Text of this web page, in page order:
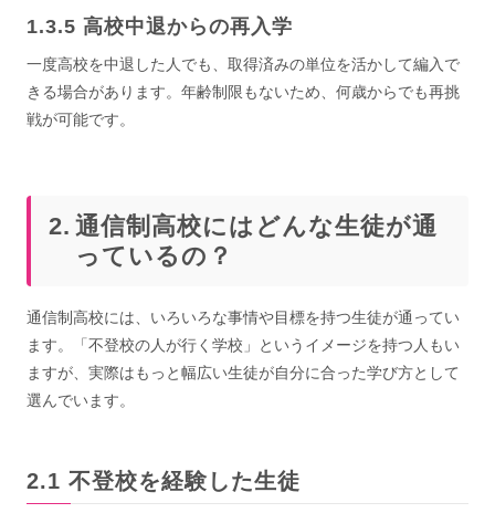
高校中退からの再入学
一度高校を中退した人でも、取得済みの単位を活かして編入で
きる場合があります。年齢制限もないため、何歳からでも再挑
戦が可能です。
通信制高校にはどんな生徒が通
っているの？
通信制高校には、いろいろな事情や目標を持つ生徒が通ってい
ます。「不登校の人が行く学校」というイメージを持つ人もい
ますが、実際はもっと幅広い生徒が自分に合った学び方として
選んでいます。
不登校を経験した生徒